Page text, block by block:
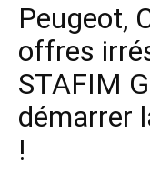
Peugeot,
offres
STAFIM
démarrer
!